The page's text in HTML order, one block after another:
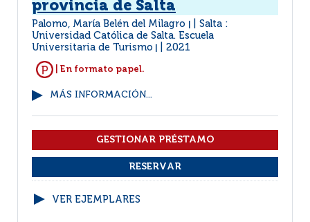
provincia de Salta
Palomo, María Belén del Milagro
Salta :
Universidad Católica de Salta. Escuela
Universitaria de Turismo
2021
| En formato papel.
MÁS INFORMACIÓN...
VER EJEMPLARES